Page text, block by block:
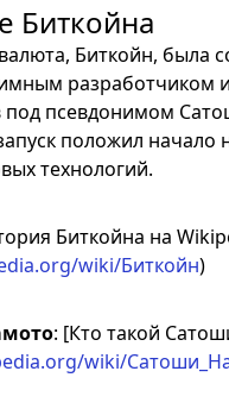
Биткойна
Биткойн, была
разработчиком
под псевдонимом
положил начало
технологий.
Биткойна на
wiki/Биткойн)
: [Кто такой
wiki/